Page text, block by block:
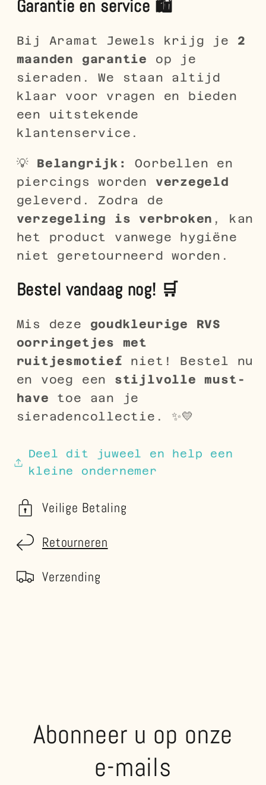
Garantie en service 🛍️
Bij Aramat Jewels krijg je 2
maanden garantie op je
sieraden. We staan altijd
klaar voor vragen en bieden
een uitstekende
klantenservice.
💡 Belangrijk:
Oorbellen en
piercings worden verzegeld
geleverd. Zodra de
verzegeling is verbroken , kan
het product vanwege hygiëne
niet geretourneerd worden.
Bestel vandaag nog! 🛒
Mis deze goudkleurige RVS
oorringetjes met
ruitjesmotief niet! Bestel nu
en voeg een stijlvolle must-
have toe aan je
sieradencollectie. ✨💛
Deel dit juweel en help een
kleine ondernemer
Veilige Betaling
Retourneren
Verzending
Abonneer u op onze
e-mails